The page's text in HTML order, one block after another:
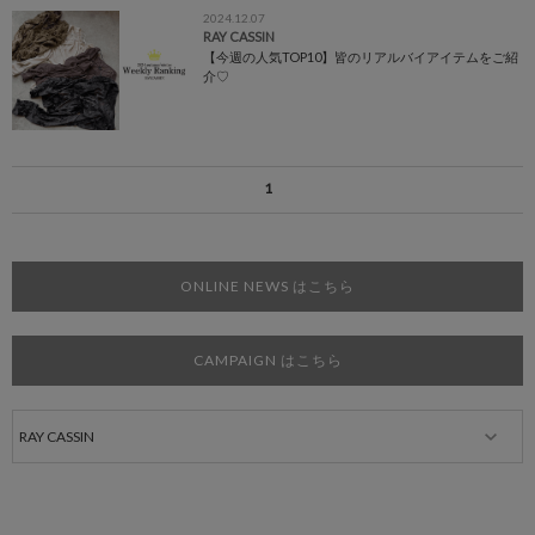
2024.12.07
RAY CASSIN
【今週の人気TOP10】皆のリアルバイアイテムをご紹
介♡
1
ONLINE NEWS はこちら
CAMPAIGN はこちら